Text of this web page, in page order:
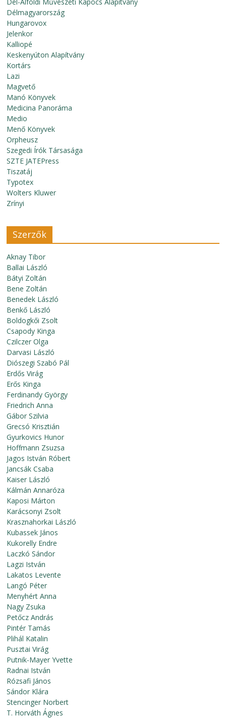
Délmagyarország
Hungarovox
Jelenkor
Kalliopé
Keskenyúton Alapítvány
Kortárs
Lazi
Magvető
Manó Könyvek
Medicina Panoráma
Medio
Menő Könyvek
Orpheusz
Szegedi Írók Társasága
SZTE JATEPress
Tiszatáj
Typotex
Wolters Kluwer
Zrínyi
Szerzők
Aknay Tibor
Ballai László
Bátyi Zoltán
Bene Zoltán
Benedek László
Benkő László
Boldogkői Zsolt
Csapody Kinga
Czilczer Olga
Darvasi László
Diószegi Szabó Pál
Erdős Virág
Erős Kinga
Ferdinandy György
Friedrich Anna
Gábor Szilvia
Grecsó Krisztián
Gyurkovics Hunor
Hoffmann Zsuzsa
Jagos István Róbert
Jancsák Csaba
Kaiser László
Kálmán Annaróza
Kaposi Márton
Karácsonyi Zsolt
Krasznahorkai László
Kubassek János
Kukorelly Endre
Laczkó Sándor
Lagzi István
Lakatos Levente
Langó Péter
Menyhért Anna
Nagy Zsuka
Petőcz András
Pintér Tamás
Plihál Katalin
Pusztai Virág
Putnik-Mayer Yvette
Radnai István
Rózsafi János
Sándor Klára
Stencinger Norbert
T. Horváth Ágnes